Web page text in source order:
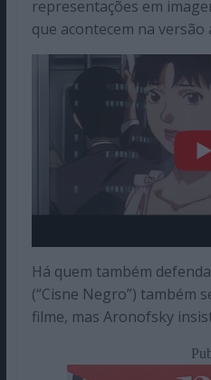
representações em
que acontecem na versão
Há quem também
(“Cisne Negro”) também
filme, mas Aronofsky